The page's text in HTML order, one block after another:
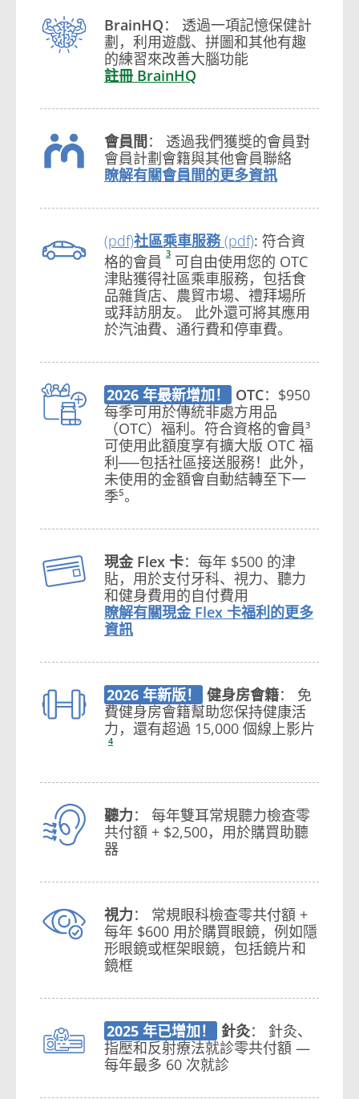
BrainHQ： 透過一項記憶保健計
劃，利用遊戲、拼圖和其他有趣
的練習來改善大腦功能
註冊 BrainHQ
會員間： 透過我們獲獎的會員對
會員計劃會籍與其他會員聯絡
瞭解有關會員間的更多資訊
社區乘車服務
: 符合資
格的會員 3 可自由使用您的 OTC
津貼獲得社區乘車服務，包括食
品雜貨店、農貿市場、禮拜場所
或拜訪朋友。 此外還可將其應用
於汽油費、通行費和停車費。
2026 年最新增加！ OTC：$950
每季可用於傳統非處方用品
（OTC）福利。符合資格的會員³
可使用此額度享有擴大版 OTC 福
利──包括社區接送服務！此外，
未使用的金額會自動結轉至下一
季⁵。
現金 Flex 卡：每年 $500 的津
貼，用於支付牙科、視力、聽力
和健身費用的自付費用
瞭解有關現金 Flex 卡福利的更多
資訊
2026 年新版！ 健身房會籍： 免
費健身房會籍幫助您保持健康活
力，還有超過 15,000 個線上影片
4
聽力： 每年雙耳常規聽力檢查零
共付額 + $2,500，用於購買助聽
器
視力： 常規眼科檢查零共付額 +
每年 $600 用於購買眼鏡，例如隱
形眼鏡或框架眼鏡，包括鏡片和
鏡框
2025 年已增加！ 針灸： 針灸、
指壓和反射療法就診零共付額 —
每年最多 60 次就診